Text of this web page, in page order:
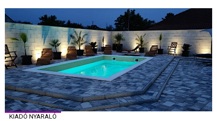
KIADÓ NYARALÓ